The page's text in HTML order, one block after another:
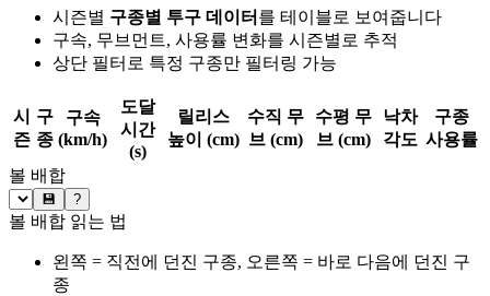
시즌별 구종별 투구 데이터 를 테이블로 보여줍니다
구속, 무브먼트, 사용률 변화를 시즌별로 추적
상단 필터로 특정 구종만 필터링 가능
시
즌
구
종
구속
(km/h)
도달
시간
(s)
릴리스
높이 (cm)
수직 무
브 (cm)
수평 무
브 (cm)
낙차
각도
구종
사용률
볼 배합
💾 ?
볼 배합 읽는 법
왼쪽 = 직전에 던진 구종, 오른쪽 = 바로 다음에 던진 구
종